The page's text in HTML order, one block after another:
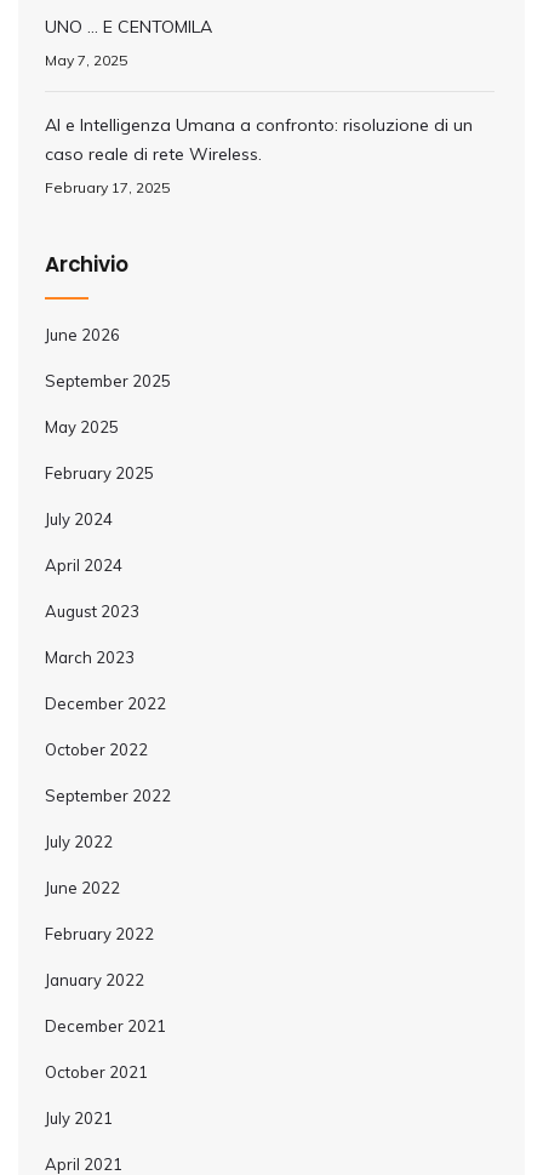
UNO … E CENTOMILA
May 7, 2025
AI e Intelligenza Umana a confronto: risoluzione di un
caso reale di rete Wireless.
February 17, 2025
Archivio
June 2026
September 2025
May 2025
February 2025
July 2024
April 2024
August 2023
March 2023
December 2022
October 2022
September 2022
July 2022
June 2022
February 2022
January 2022
December 2021
October 2021
July 2021
April 2021